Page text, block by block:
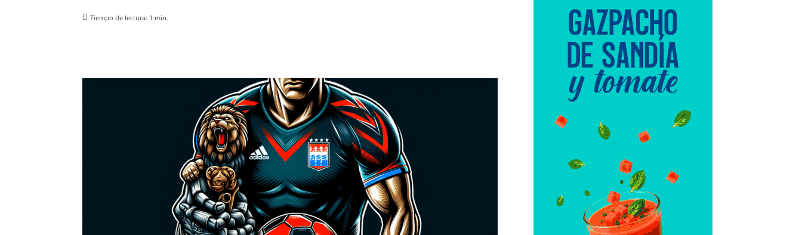
Tiempo de lectura: 1 min.